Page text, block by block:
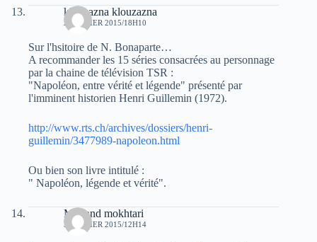
klouzazna klouzazna
2 JANVIER 2015/18H10
Sur l'hsitoire de N. Bonaparte…
A recommander les 15 séries consacrées au personnage
par la chaine de télévision TSR :
"Napoléon, entre vérité et légende" présenté par
l'imminent historien Henri Guillemin (1972).
http://www.rts.ch/archives/dossiers/henri-
guillemin/3477989-napoleon.html
Ou bien son livre intitulé :
" Napoléon, légende et vérité".
Mohand mokhtari
3 JANVIER 2015/12H14